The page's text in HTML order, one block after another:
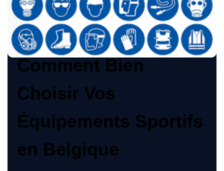
Guide d’Achat :
Comment Bien
Choisir Vos
Équipements Sportifs
en Belgique